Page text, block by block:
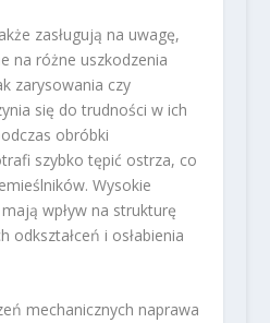
zasługują na uwagę,
na różne uszkodzenia
zarysowania czy
się do trudności w ich
obróbki
szybko tępić ostrza, co
Wysokie
wpływ na strukturę
odkształceń i osłabienia
mechanicznych naprawa